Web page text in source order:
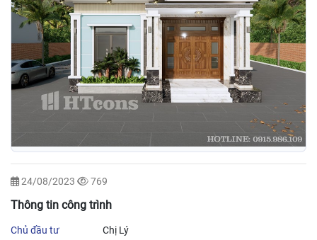
24/08/2023 769
Thông tin công trình
Chủ đầu tư Chị Lý